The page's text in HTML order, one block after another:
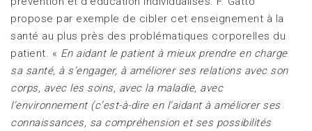
propose par exemple de cibler cet enseignement à la
santé au plus près des problématiques corporelles du
patient. « En aidant le patient à mieux prendre en charge
sa santé, à s’engager, à améliorer ses relations avec son
corps, avec les soins, avec la maladie, avec
l’environnement (c’est-à-dire en l’aidant à améliorer ses
connaissances, sa compréhension et ses possibilités